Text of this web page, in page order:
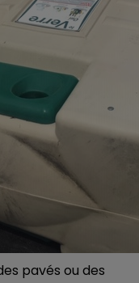
pavés ou des